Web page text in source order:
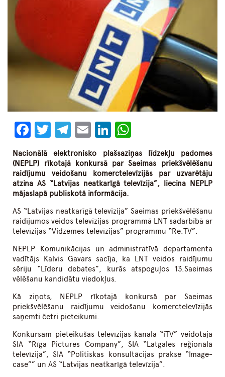
Facebook
Twitter
Telegram
EmailLinkedIn
Nacionālā elektronisko plašsaziņas līdzekļu padomes
(NEPLP) rīkotajā konkursā par Saeimas priekšvēlēšanu
raidījumu veidošanu komerctelevīzijās par uzvarētāju
atzina AS “Latvijas neatkarīgā televīzija”, liecina NEPLP
mājaslapā publiskotā informācija.
AS “Latvijas neatkarīgā televīzija” Saeimas priekšvēlēšanu
raidījumos veidos televīzijas programmā LNT sadarbībā ar
televīzijas “Vidzemes televīzijas” programmu “Re:TV”.
NEPLP Komunikācijas un administratīvā departamenta
vadītājs Kalvis Gavars sacīja, ka LNT veidos raidījumu
sēriju “Līderu debates”, kurās atspoguļos 13.Saeimas
vēlēšanu kandidātu viedokļus.
Kā ziņots, NEPLP rīkotajā konkursā par Saeimas
priekšvēlēšanu raidījumu veidošanu komerctelevīzijās
saņemti četri pieteikumi.
Konkursam pieteikušās televīzijas kanāla “iTV” veidotāja
SIA “Rīga Pictures Company”, SIA “Latgales reģionālā
televīzija”, SIA “Politiskas konsultācijas prakse “Image-
case”” un AS “Latvijas neatkarīgā televīzija”.